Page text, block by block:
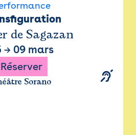
de Sagazan
→ 09 mars
Réserver
Sorano